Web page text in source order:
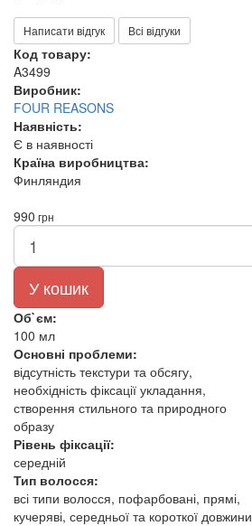
Написати відгук Всі відгуки
Код товару:
A3499
Виробник:
FOUR REASONS
Наявність:
Є в наявності
Країна виробництва:
Финляндия
990 грн
У кошик
Об`єм:
100 мл
Основні проблеми:
відсутність текстури та обсягу,
необхідність фіксації укладання,
створення стильного та природного
образу
Рівень фіксації:
середній
Тип волосся:
всі типи волосся, пофарбовані, прямі,
кучеряві, середньої та короткої довжини